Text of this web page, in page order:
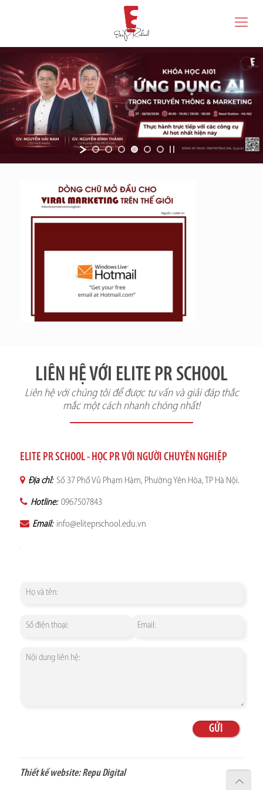
LIÊN HỆ VỚI ELITE PR SCHOOL
Liên hệ với chúng tôi để được tư vấn và giải đáp thắc
mắc một cách nhanh chóng nhất!
ELITE PR SCHOOL - HỌC PR VỚI NGƯỜI CHUYÊN NGHIỆP
Địa chỉ: Số 37 Phố Vũ Phạm Hàm, Phường Yên Hòa, TP Hà Nội.
Hotline: 0967507843
Email: info@eliteprschool.edu.vn
Thiết kế website:Repu Digital